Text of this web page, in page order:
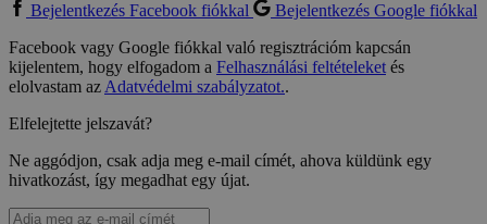
Bejelentkezés Facebook fiókkal
Bejelentkezés Google fiókkal
Facebook vagy Google fiókkal való regisztrációm kapcsán
kijelentem, hogy elfogadom a Felhasználási feltételeketés
elolvastam azAdatvédelmi szabályzatot..
Elfelejtette jelszavát?
Ne aggódjon, csak adja meg e-mail címét, ahova küldünk egy
hivatkozást, így megadhat egy újat.